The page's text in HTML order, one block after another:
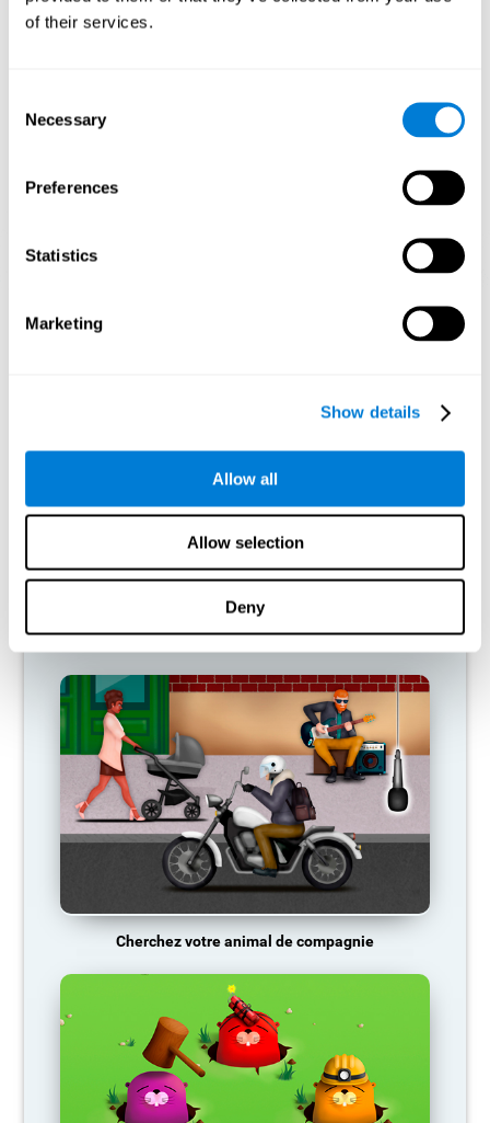
of their services.
Selection
Necessary
Preferences
Statistics
Marketing
Show details
Allow all
Allow selection
Deny
peut aider à créer de nouvelles synapses, et aider les circuits
neuronaux à réorganiser et à améliorer les fonctions cognitives.
Projection graphique orientative des réseaux de neurones après 3
n'entraîne pas mes capacités
Notre cerveau est conçu pour économiser ses ressources, il a
Ainsi, si une compétence cognitive n'est pas utilisée
régulièrement, le cerveau ne fournit pas de ressources pour ce
schéma d'activation neurale, il devient donc de plus en plus faible.
Cela nous rend moins capables d'utiliser cette fonction cognitive,
Cherchez votre animal de compagnie